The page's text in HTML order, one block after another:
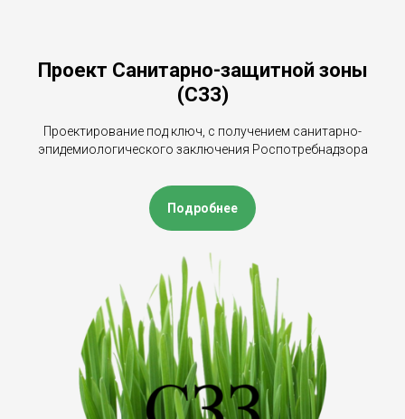
Проект Санитарно-защитной зоны
(СЗЗ)
Проектирование под ключ, с получением санитарно-
эпидемиологического заключения Роспотребнадзора
Подробнее